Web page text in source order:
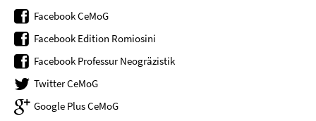
Facebook CeMoG
Facebook Edition Romiosini
Facebook Professur Neogräzistik
Twitter CeMoG
Google Plus CeMoG